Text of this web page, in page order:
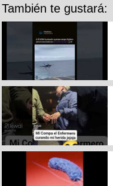
También te gustará: